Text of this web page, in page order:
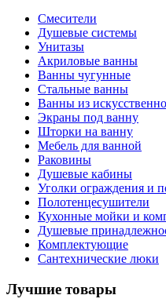
Смесители
Душевые системы
Унитазы
Акриловые ванны
Ванны чугунные
Стальные ванны
Ванны из
Экраны под ванну
Шторки на ванну
Мебель для ванной
Раковины
Душевые кабины
Уголки ограждения и
Полотенцесушители
Кухонные мойки и
Душевые
Комплектующие
Сантехнические люки
Лучшие товары